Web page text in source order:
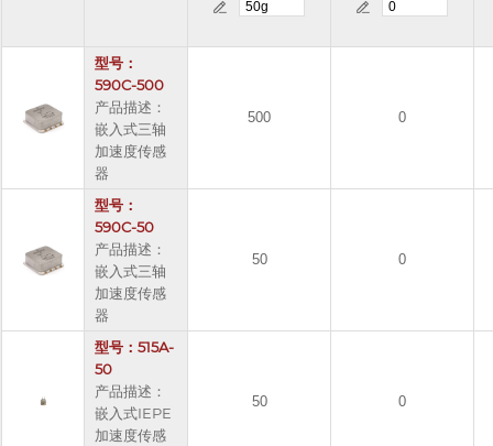
型号：
590C-500
产品描述：
嵌入式三轴
加速度传感
器
500 0
型号：
590C-50
产品描述：
嵌入式三轴
加速度传感
器
50 0
型号：515A-
50
产品描述：
嵌入式IEPE
加速度传感
50 0